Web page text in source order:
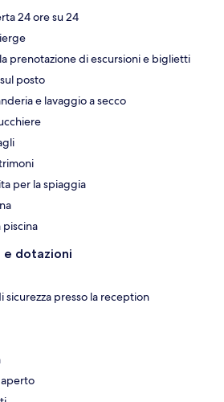
24 ore su 24
prenotazione di escursioni e biglietti
posto
e lavaggio a secco
per la spiaggia
e dotazioni
sicurezza presso la reception